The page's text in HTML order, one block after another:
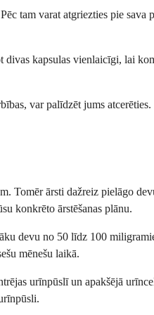
tam varat atgriezties pie
kapsulas vienlaicīgi, lai
var palīdzēt jums
ārsti dažreiz pielāgo
konkrēto ārstēšanas plānu.
devu no 50 līdz 100
mēnešu laikā.
urīnpūslī un apakšējā